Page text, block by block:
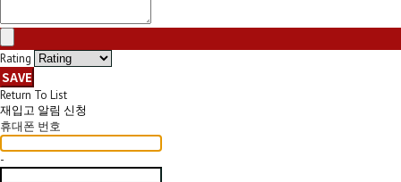
Rating
SAVE
Return To List
재입고 알림 신청
휴대폰 번호
-